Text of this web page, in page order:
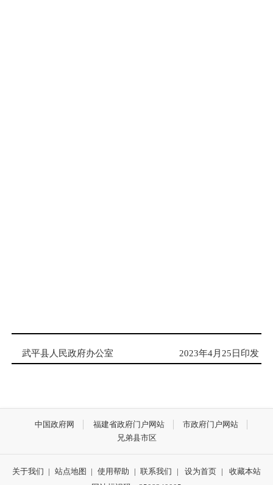
武平县人民政府办公室 2023年4月 25日印发
中国政府网 福建省政府门户网站
市政府门户网站
兄弟县市区
关于我们 | 站点地图 | 使用帮助 | 联系我们 | 设为首页 |
收藏本站